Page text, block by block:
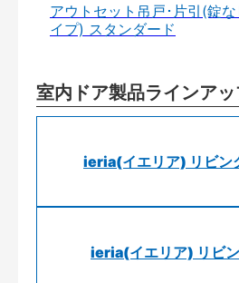
アウトセット吊戸･片引(錠
イプ) スタンダード
室内ドア製品ラインア
ieria(イエリア) リビン
ieria(イエリア) リビ